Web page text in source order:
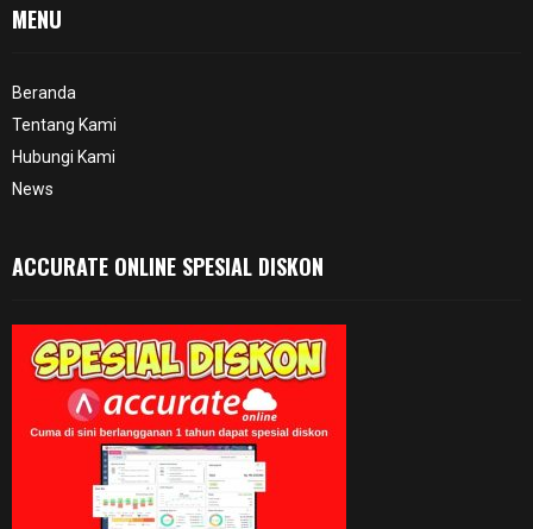
MENU
Beranda
Tentang Kami
Hubungi Kami
News
ACCURATE ONLINE SPESIAL DISKON